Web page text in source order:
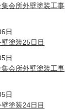
会所外壁塗装工事
日
塗装25日目
日
会所外壁塗装工事
日
塗装24日目